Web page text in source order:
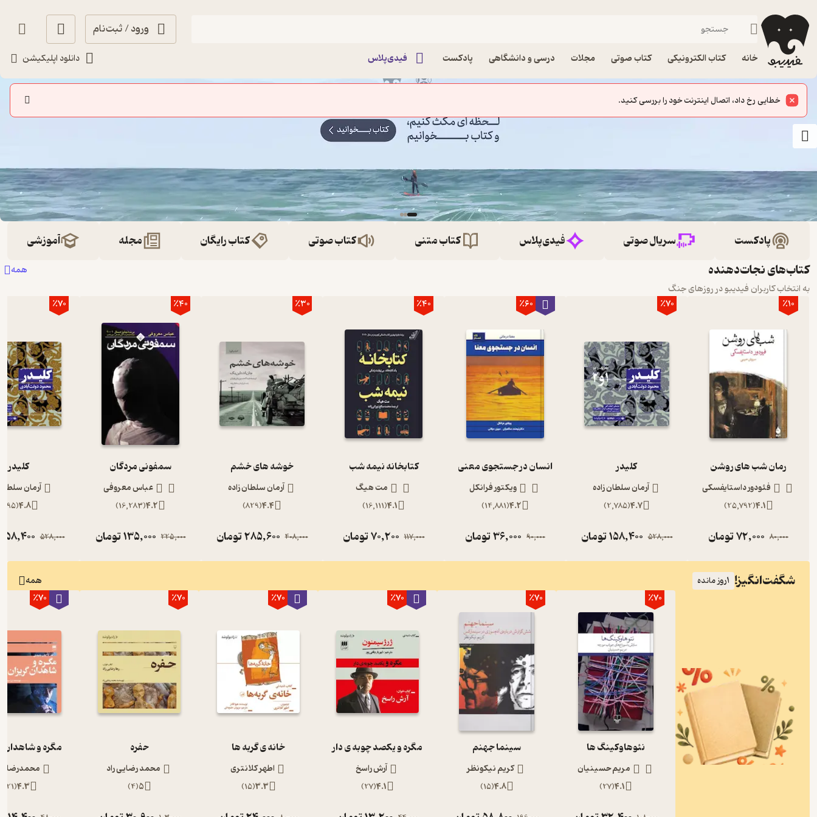
ورود / ثبت‌نام
خانه کتاب الکترونیکی کتاب صوتی مجلات درسی و دانشگاهی پادکست فیدی‌پلاس دانلود اپلیکیشن
پادکست سریال صوتی فیدی‌پلاس کتاب متنی کتاب صوتی کتاب رایگان مجله آموزشی
کتاب‌های نجات‌دهنده
همه
به انتخاب کاربران فیدیبو در روزهای جنگ
٪10
رمان شب های روشن
فئودور داستایفسکی
4.1
(
25,792
)
80,000
72,000تومان
٪70
کلیدر
آرمان سلطان زاده
4.7
(
2,785
)
528,000
158,400تومان
٪60
انسان در جستجوی معنی
ویکتور فرانکل
4.2
(
14,881
)
90,000
36,000تومان
٪40
کتابخانه نیمه شب
مت هیگ
4.1
(
16,111
)
117,000
70,200تومان
٪30
خوشه های خشم
آرمان سلطان زاده
4.4
(
829
)
408,000
285,600تومان
٪40
سمفونی مردگان
عباس معروفی
4.2
(
16,283
)
225,000
135,000تومان
٪70
کلیدر
آرمان
4.8
(
895
528,000
158,400
شگفت‌انگیز! 1روز مانده همه
٪70
نئوهاوکینگ ها
مریم حسینیان
4.1
(
27
)
٪70
سینما جهنم
کریم نیکونظر
4.8
(
15
)
٪70
مگره و یکصد چوبه ی دار
آرش راسخ
4.1
(
27
)
٪70
خانه ی گربه ها
اطهر کلانتری
3.3
(
15
)
٪70
حفره
محمد رضایی راد
5
(
4
)
٪70
مگره و شاهدان
محمدرضا
4.3
(
21
خطایی رخ داد، اتصال اینترنت خود را بررسی کنید.